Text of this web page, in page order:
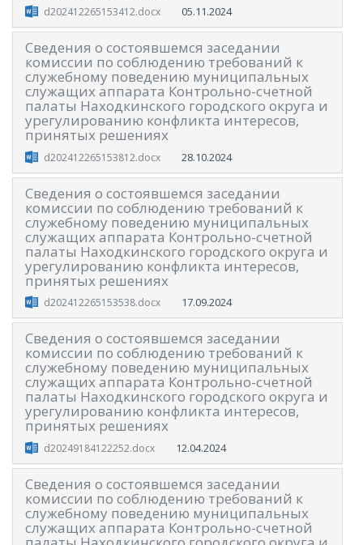
d202412265153412.docx 05.11.2024
Сведения о состоявшемся заседании
комиссии по соблюдению требований к
служебному поведению муниципальных
служащих аппарата Контрольно-счетной
палаты Находкинского городского округа и
урегулированию конфликта интересов,
принятых решениях
d202412265153812.docx 28.10.2024
Сведения о состоявшемся заседании
комиссии по соблюдению требований к
служебному поведению муниципальных
служащих аппарата Контрольно-счетной
палаты Находкинского городского округа и
урегулированию конфликта интересов,
принятых решениях
d202412265153538.docx 17.09.2024
Сведения о состоявшемся заседании
комиссии по соблюдению требований к
служебному поведению муниципальных
служащих аппарата Контрольно-счетной
палаты Находкинского городского округа и
урегулированию конфликта интересов,
принятых решениях
d20249184122252.docx 12.04.2024
Сведения о состоявшемся заседании
комиссии по соблюдению требований к
служебному поведению муниципальных
служащих аппарата Контрольно-счетной